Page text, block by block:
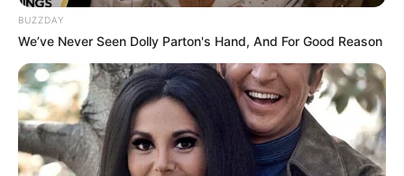
BUZZDAY
We’ve Never Seen Dolly Parton's Hand, And For Good Reason